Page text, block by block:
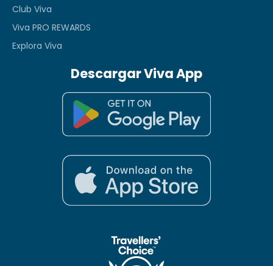
Club Viva
Viva PRO REWARDS
Explora Viva
Descargar Viva App